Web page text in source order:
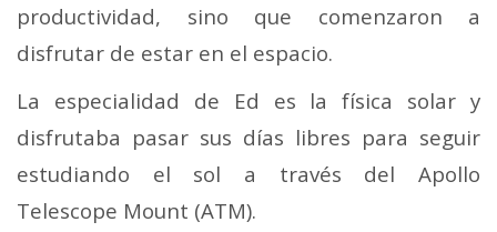
productividad, sino que comenzaron a
disfrutar de estar en el espacio.
La especialidad de Ed es la física solar y
disfrutaba pasar sus días libres para seguir
estudiando el sol a través del Apollo
Telescope Mount (ATM).